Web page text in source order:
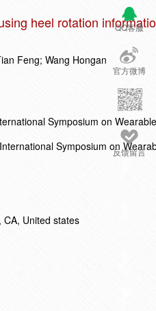
QQ客服
官方微博
反馈留言
heel rotation
Feng; Wang Hongan
Symposium on
Symposium on
CA, United states